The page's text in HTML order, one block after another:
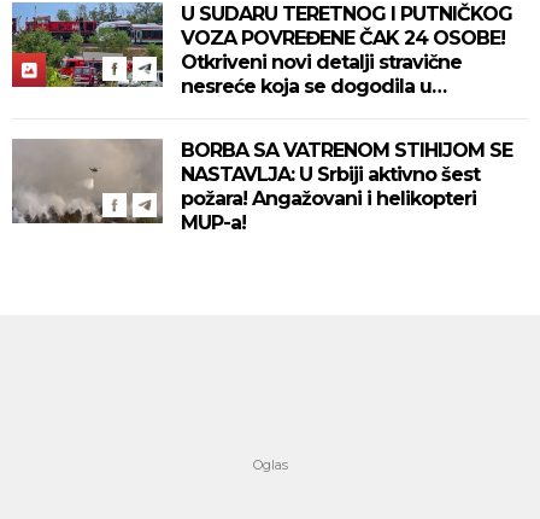
U SUDARU TERETNOG I PUTNIČKOG
VOZA POVREĐENE ČAK 24 OSOBE!
Otkriveni novi detalji stravične
nesreće koja se dogodila u
BORBA SA VATRENOM STIHIJOM SE
NASTAVLJA: U Srbiji aktivno šest
požara! Angažovani i helikopteri
MUP-a!